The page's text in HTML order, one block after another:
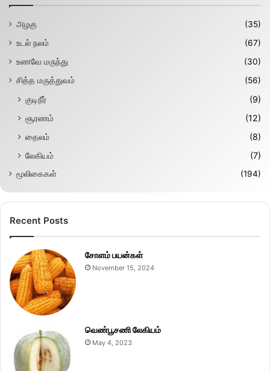
அழகு
(35)
உடல் நலம்
(67)
உணவே மருந்து
(30)
சித்த மருத்துவம்
(56)
குடிநீர்
(9)
சூரணம்
(12)
தைலம்
(8)
லேகியம்
(7)
மூலிகைகள் (194)
Recent Posts
சோளம் பயன்கள்
November 15, 2024
வெண்பூசணி லேகியம்
May 4, 2023